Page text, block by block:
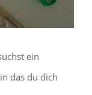
ein
das du dich